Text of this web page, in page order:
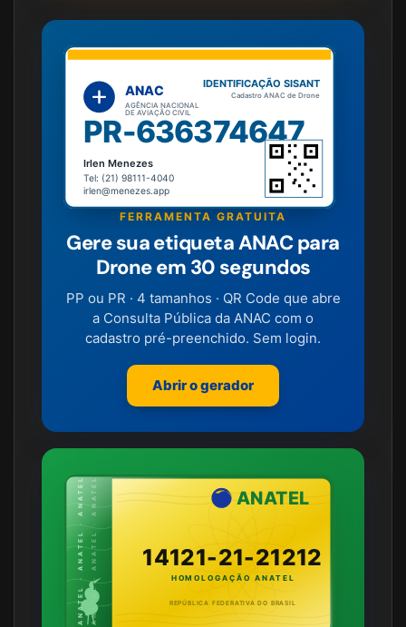
ANAC
AGÊNCIA NACIONAL
DE AVIAÇÃO CIVIL
IDENTIFICAÇÃO SISANT
Cadastro ANAC de Drone
PR-636374647
Irlen Menezes
Tel: (21) 98111-4040
irlen@menezes.app
FERRAMENTA GRATUITA
Gere sua etiqueta ANAC para
Drone em 30 segundos
PP ou PR · 4 tamanhos · QR Code que abre
a Consulta Pública da ANAC com o
cadastro pré-preenchido. Sem login.
Abrir o gerador
ANATEL · ANATEL · ANATELANATEL · ANATEL · ANATEL ANATEL
14121-21-21212
HOMOLOGAÇÃO ANATEL
REPÚBLICA FEDERATIVA DO BRASIL